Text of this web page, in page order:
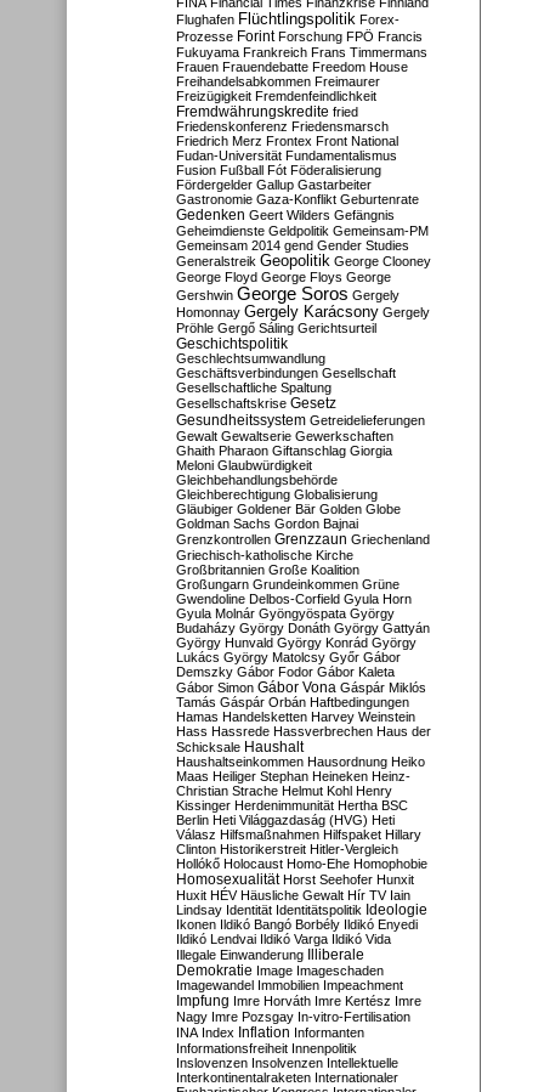
Flughafen Flüchtlingspolitik Forex-
Prozesse Forint Forschung FPÖ Francis
Fukuyama Frankreich Frans Timmermans
Frauen Frauendebatte Freedom House
Freihandelsabkommen Freimaurer
Freizügigkeit Fremdenfeindlichkeit
Fremdwährungskredite fried
Friedenskonferenz Friedensmarsch
Friedrich Merz Frontex Front National
Fudan-Universität Fundamentalismus
Fusion Fußball Fót Föderalisierung
Fördergelder Gallup Gastarbeiter
Gastronomie Gaza-Konflikt Geburtenrate
Gedenken Geert Wilders Gefängnis
Geheimdienste Geldpolitik Gemeinsam-PM
Gemeinsam 2014 gend Gender Studies
Generalstreik Geopolitik George Clooney
George Floyd George Floys George
Gershwin George Soros Gergely
Homonnay Gergely Karácsony Gergely
Pröhle Gergő Sáling Gerichtsurteil
Geschichtspolitik
Geschlechtsumwandlung
Geschäftsverbindungen Gesellschaft
Gesellschaftliche Spaltung
Gesellschaftskrise Gesetz
Gesundheitssystem Getreidelieferungen
Gewalt Gewaltserie Gewerkschaften
Ghaith Pharaon Giftanschlag Giorgia
Meloni Glaubwürdigkeit
Gleichbehandlungsbehörde
Gleichberechtigung Globalisierung
Gläubiger Goldener Bär Golden Globe
Goldman Sachs Gordon Bajnai
Grenzkontrollen Grenzzaun Griechenland
Griechisch-katholische Kirche
Großbritannien Große Koalition
Großungarn Grundeinkommen Grüne
Gwendoline Delbos-Corfield Gyula Horn
Gyula Molnár Gyöngyöspata György
Budaházy György Donáth György Gattyán
György Hunvald György Konrád György
Lukács György Matolcsy Győr Gábor
Demszky Gábor Fodor Gábor Kaleta
Gábor Simon Gábor Vona Gáspár Miklós
Tamás Gáspár Orbán Haftbedingungen
Hamas Handelsketten Harvey Weinstein
Hass Hassrede Hassverbrechen Haus der
Schicksale Haushalt
Haushaltseinkommen Hausordnung Heiko
Maas Heiliger Stephan Heineken Heinz-
Christian Strache Helmut Kohl Henry
Kissinger Herdenimmunität Hertha BSC
Berlin Heti Világgazdaság (HVG) Heti
Válasz Hilfsmaßnahmen Hilfspaket Hillary
Clinton Historikerstreit Hitler-Vergleich
Hollókő Holocaust Homo-Ehe Homophobie
Homosexualität Horst Seehofer Hunxit
Huxit HÉV Häusliche Gewalt Hír TV Iain
Lindsay Identität Identitätspolitik Ideologie
Ikonen Ildikó Bangó Borbély Ildikó Enyedi
Ildikó Lendvai Ildikó Varga Ildikó Vida
Illegale Einwanderung Illiberale
Demokratie Image Imageschaden
Imagewandel Immobilien Impeachment
Impfung Imre Horváth Imre Kertész Imre
Nagy Imre Pozsgay In-vitro-Fertilisation
INA Index Inflation Informanten
Informationsfreiheit Innenpolitik
Inslovenzen Insolvenzen Intellektuelle
Interkontinentalraketen Internationaler